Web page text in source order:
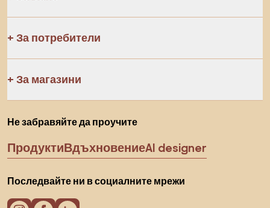
За потребители
За магазини
Не забравяйте да проучите
ПродуктиВдъхновениеAI designer
Последвайте ни в социалните мрежи